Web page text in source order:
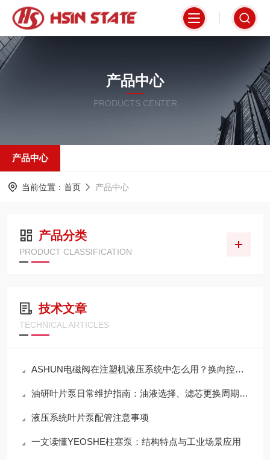
产品中心
PRODUCTS CENTER
产品中心
当前位置： 首页 产品中心
产品分类
PRODUCT CLASSIFICATION
技术文章
TECHNICAL ARTICLES
ASHUN电磁阀在注塑机液压系统中怎么用？换向控制与稳定运行方案梳理
油研叶片泵日常维护指南：油液选择、滤芯更换周期与使用寿命延长技巧
液压系统叶片泵配管注意事项
一文读懂YEOSHE柱塞泵：结构特点与工业场景应用